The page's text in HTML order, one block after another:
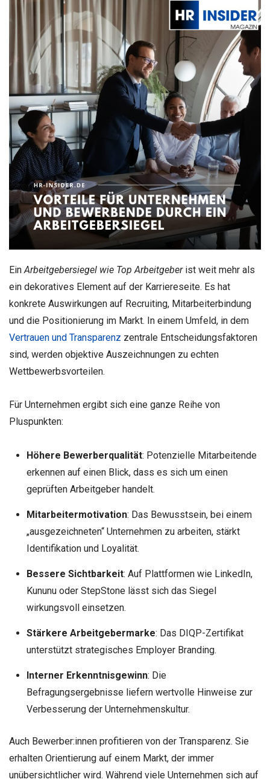
EinArbeitgebersiegel wie Top Arbeitgeberist weit mehr als
ein dekoratives Element auf der Karriereseite. Es hat
konkrete Auswirkungen auf Recruiting, Mitarbeiterbindung
und die Positionierung im Markt. In einem Umfeld, in dem
Vertrauen und Transparenz zentrale Entscheidungsfaktoren
sind, werden objektive Auszeichnungen zu echten
Wettbewerbsvorteilen.
Für Unternehmen ergibt sich eine ganze Reihe von
Pluspunkten:
Höhere Bewerberqualität: Potenzielle Mitarbeitende
erkennen auf einen Blick, dass es sich um einen
geprüften Arbeitgeber handelt.
Mitarbeitermotivation: Das Bewusstsein, bei einem
„ausgezeichneten“ Unternehmen zu arbeiten, stärkt
Identifikation und Loyalität.
Bessere Sichtbarkeit: Auf Plattformen wie LinkedIn,
Kununu oder StepStone lässt sich das Siegel
wirkungsvoll einsetzen.
Stärkere Arbeitgebermarke: Das DIQP-Zertifikat
unterstützt strategisches Employer Branding.
Interner Erkenntnisgewinn: Die
Befragungsergebnisse liefern wertvolle Hinweise zur
Verbesserung der Unternehmenskultur.
Auch Bewerber:innen profitieren von der Transparenz. Sie
erhalten Orientierung auf einem Markt, der immer
unübersichtlicher wird. Während viele Unternehmen sich auf